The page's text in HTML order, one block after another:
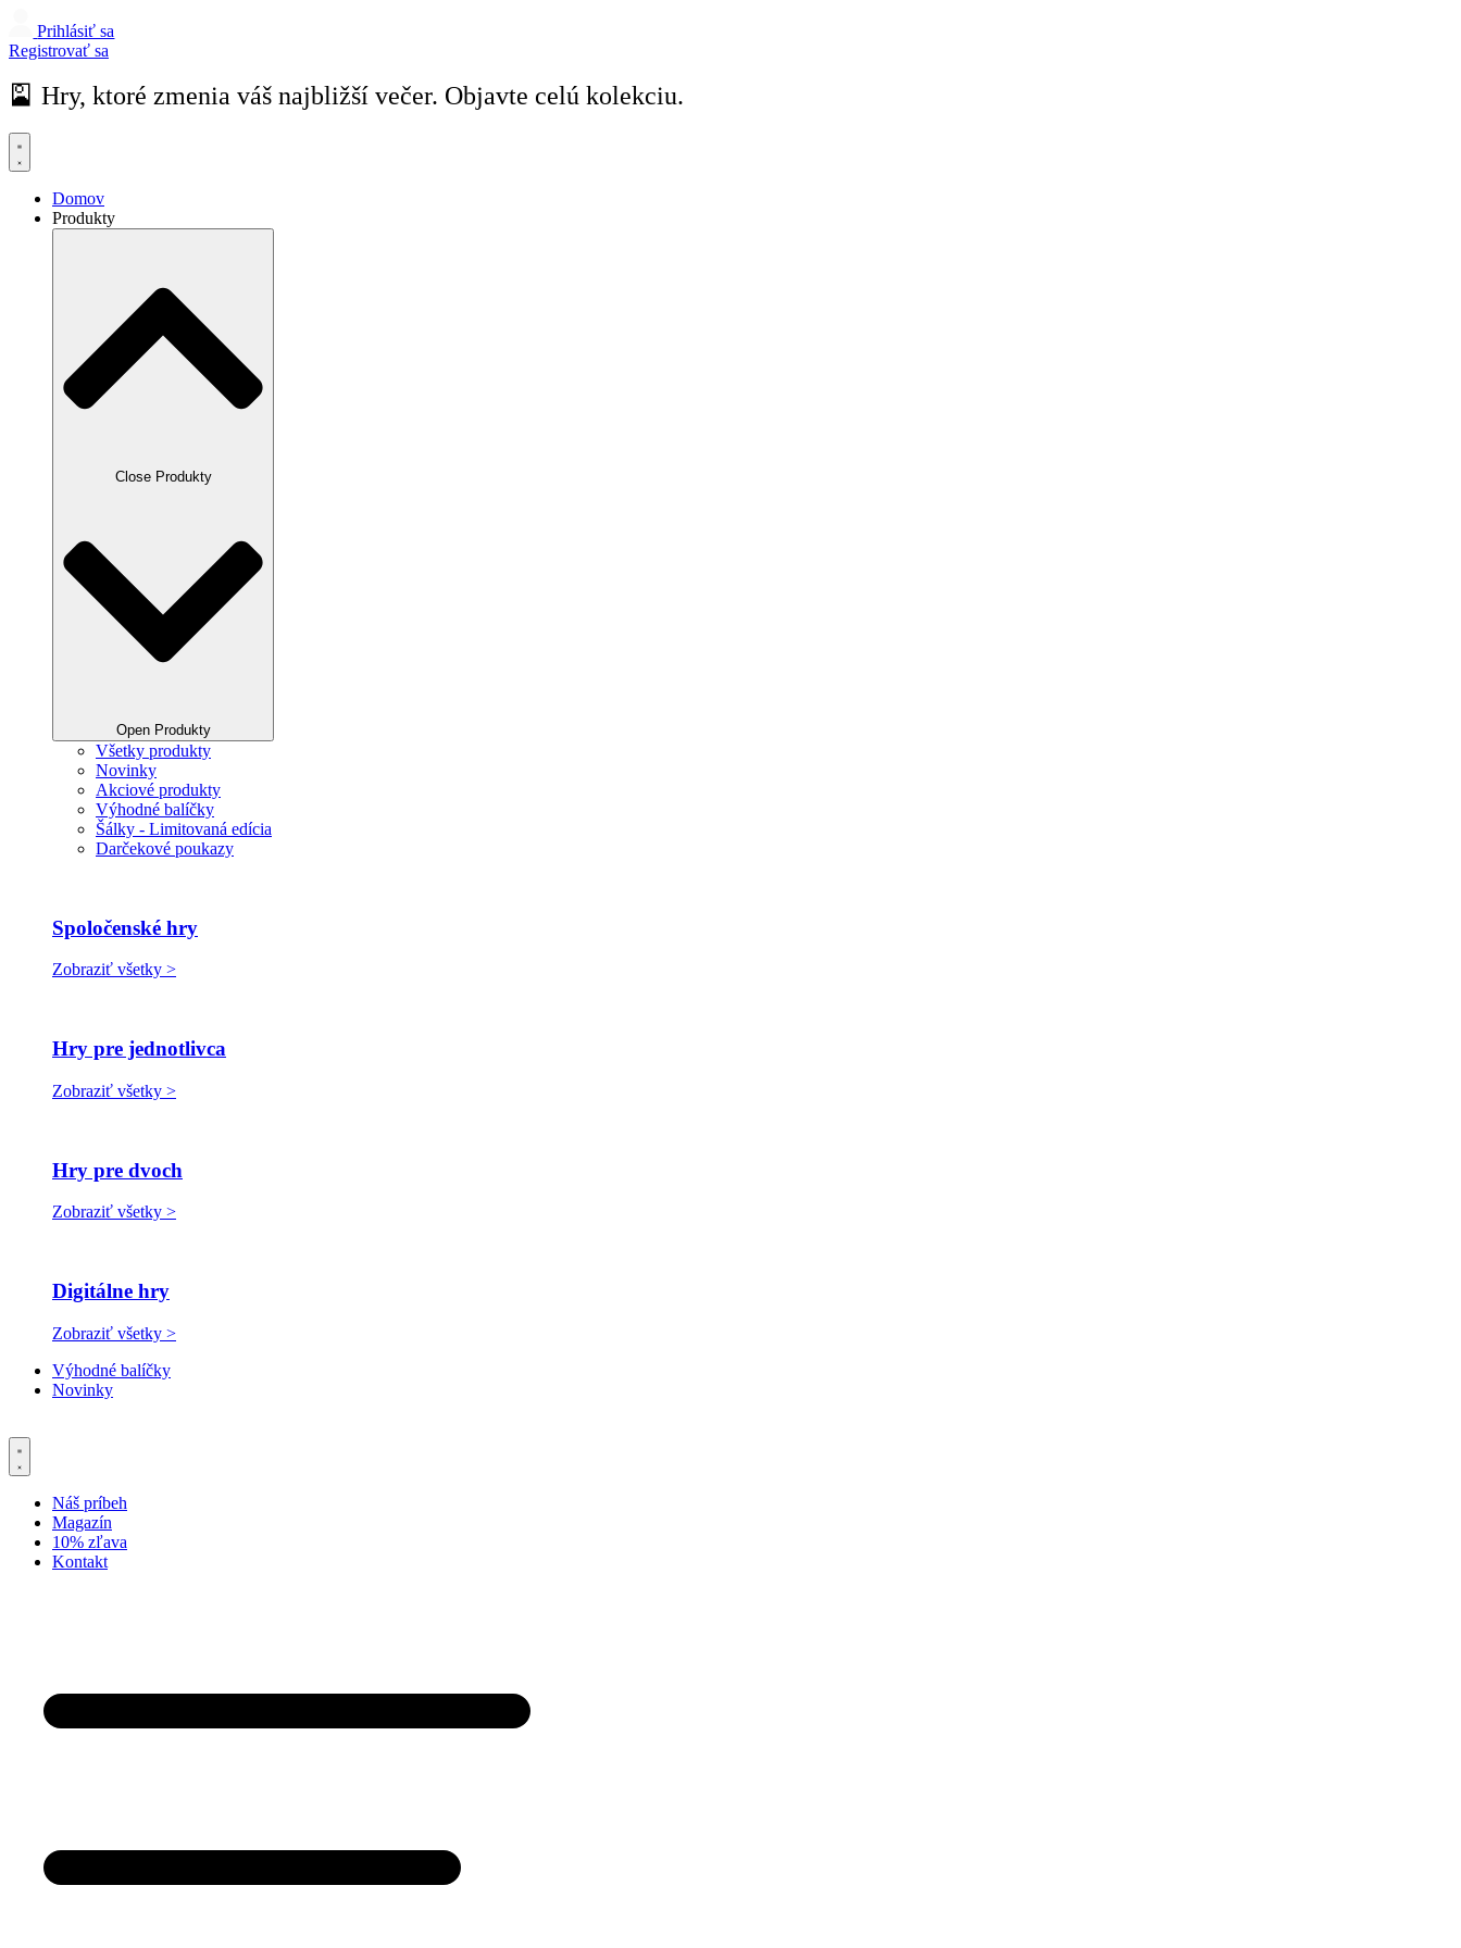
Prihlásiť sa
Registrovať sa
🎴 Hry, ktoré zmenia váš najbližší večer. Objavte celú kolekciu.
Domov
Produkty
Close Produkty
Open Produkty
Všetky produkty
Novinky
Akciové produkty
Výhodné balíčky
Šálky - Limitovaná edícia
Darčekové poukazy
Spoločenské hry
Zobraziť všetky >
Hry pre jednotlivca
Zobraziť všetky >
Hry pre dvoch
Zobraziť všetky >
Digitálne hry
Zobraziť všetky >
Výhodné balíčky
Novinky
Náš príbeh
Magazín
10% zľava
Kontakt